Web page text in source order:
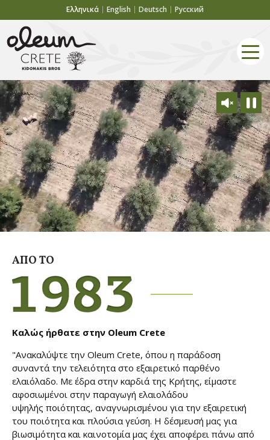
Ελληνικά English Deutsch Русский
ΑΠΟ ΤΟ
Καλώς ήρθατε στην Oleum Crete
"Ανακαλύψτε την Oleum Crete, όπου η παράδοση
συναντά την τελειότητα στο εξαιρετικό παρθένο
ελαιόλαδο. Με έδρα στην καρδιά της Κρήτης, είμαστε
αφοσιωμένοι στην παραγωγή ελαιολάδου
υψηλής ποιότητας, αναγνωρισμένου για την εξαιρετική
του ποιότητα και πλούσια γεύση. Η δέσμευσή μας για
βιωσιμότητα και καινοτομία μας έχει αποφέρει πάνω από